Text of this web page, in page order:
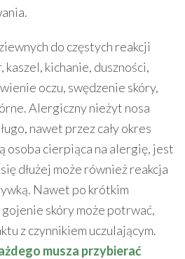
do częstych reakcji
kaszel, kichanie, duszności,
oczu, swędzenie skóry,
Alergiczny nieżyt nosa
nawet przez cały okres
osoba cierpiąca na alergię, jest
dłużej może również reakcja
Nawet po krótkim
skóry może potrwać,
z czynnikiem uczulającym.
musza przybierać